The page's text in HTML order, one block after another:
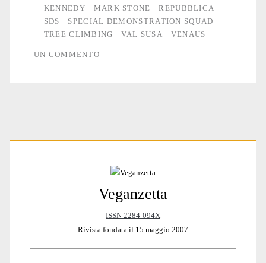
KENNEDY
MARK STONE
REPUBBLICA
SDS
SPECIAL DEMONSTRATION SQUAD
TREE CLIMBING
VAL SUSA VENAUS
UN COMMENTO
Primary
Veganzetta
ISSN 2284-094X
Rivista fondata il 15 maggio 2007